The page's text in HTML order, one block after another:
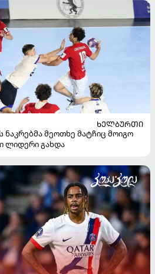
ᲮᲔᲚᲑᲣᲠᲗᲘ
ნაკრებმა მეოთხე მატჩიც მოიგო
ლიდერი გახდა